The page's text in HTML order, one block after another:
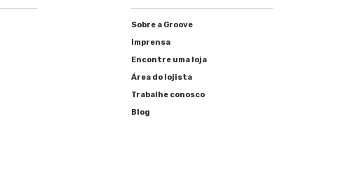
Sobre a Groove
Imprensa
Encontre uma loja
Área do lojista
Trabalhe conosco
Blog